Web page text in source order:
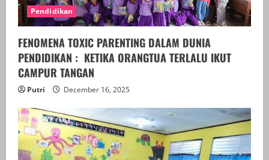
Pendidikan
FENOMENA TOXIC PARENTING DALAM DUNIA
PENDIDIKAN : KETIKA ORANGTUA TERLALU IKUT
CAMPUR TANGAN
Putri December 16, 2025